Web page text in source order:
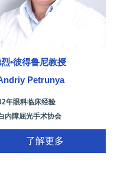
•彼得鲁尼教授
Petrunya
年眼科临床经验
内障屈光手术协会
光手术协会(ISRS)
发明专利[青光眼手术/葡萄膜炎/斜
了解更多